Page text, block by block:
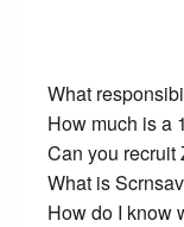
What
How much is a
Can you recruit
What is
How do I know